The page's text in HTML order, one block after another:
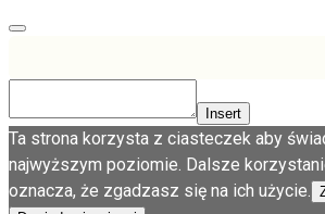
Insert
Ta strona korzysta z ciasteczek aby
najwyższym poziomie. Dalsze
oznacza, że zgadzasz się na ich użycie.